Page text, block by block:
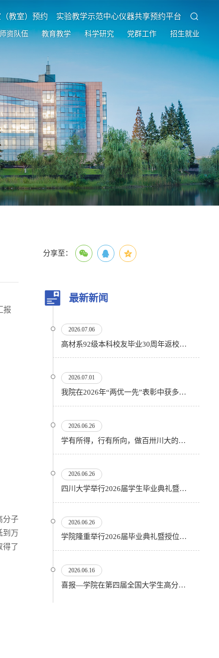
教室）预约 实验教学示范中心仪器共享预约平台
资队伍 教育教学 科学研究 党群工作 招生就业
报
分子
到万
得了
分享至：
最新新闻
2026.07.06
高材系92级本科校友毕业30周年返校活动顺利举行
2026.07.01
我院在2026年“两优一先”表彰中获多项殊荣
2026.06.26
学有所得，行有所向，做百卅川大的薪火赓续者——校长汪劲松在四川大学2026届学生毕业典礼上的...
2026.06.26
四川大学举行2026届学生毕业典礼暨学位授予仪式
2026.06.26
​学院隆重举行2026届毕业典礼暨授位仪式
2026.06.16
喜报—学院在第四届全国大学生高分子材料实验实践虚拟仿真大赛再创佳绩